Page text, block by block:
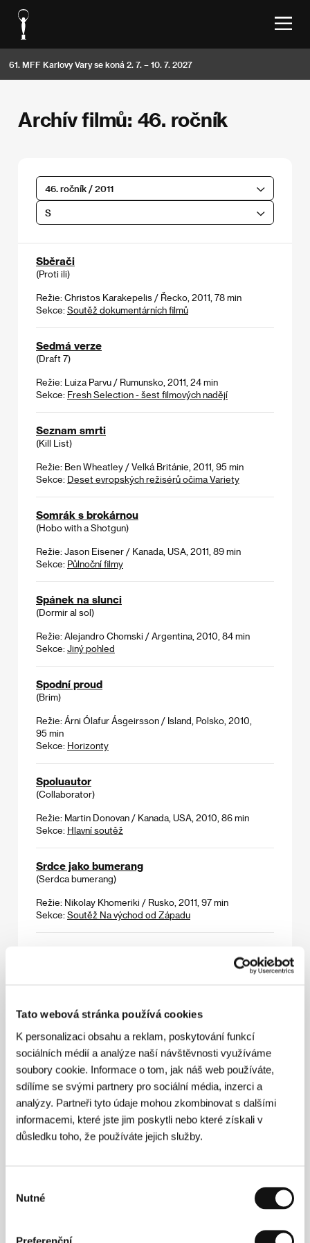
Tato webová stránka používá cookies
K personalizaci obsahu a reklam, poskytování funkcí
sociálních médií a analýze naší návštěvnosti využíváme
soubory cookie. Informace o tom, jak náš web používáte,
sdílíme se svými partnery pro sociální média, inzerci a
analýzy. Partneři tyto údaje mohou zkombinovat s dalšími
informacemi, které jste jim poskytli nebo které získali v
důsledku toho, že používáte jejich služby.
souhlasu
Nutné
Preferenční
61. MFF Karlovy Vary se koná 2. 7. – 10. 7. 2027
Archív filmů: 46. ročník
46. ročník / 2011
S
Sběrači
(Proti ili)
Režie: Christos Karakepelis / Řecko, 2011, 78 min
Sekce: Soutěž dokumentárních filmů
Sedmá verze
(Draft 7)
Režie: Luiza Parvu / Rumunsko, 2011, 24 min
Sekce: Fresh Selection - šest filmových nadějí
Seznam smrti
(Kill List)
Režie: Ben Wheatley / Velká Británie, 2011, 95 min
Sekce: Deset evropských režisérů očima Variety
Somrák s brokárnou
(Hobo with a Shotgun)
Režie: Jason Eisener / Kanada, USA, 2011, 89 min
Sekce: Půlnoční filmy
Spánek na slunci
(Dormir al sol)
Režie: Alejandro Chomski / Argentina, 2010, 84 min
Sekce: Jiný pohled
Spodní proud
(Brim)
Režie: Árni Ólafur Ásgeirsson / Island, Polsko, 2010,
95 min
Sekce: Horizonty
Spoluautor
(Collaborator)
Režie: Martin Donovan / Kanada, USA, 2010, 86 min
Sekce: Hlavní soutěž
Srdce jako bumerang
(Serdca bumerang)
Režie: Nikolay Khomeriki / Rusko, 2011, 97 min
Sekce: Soutěž Na východ od Západu
Sekce:Jiný pohled
Stranou Satana
(Hors Satan)
Režie: Bruno Dumont / Francie, 2011, 109 min
Jiný pohled
Strella